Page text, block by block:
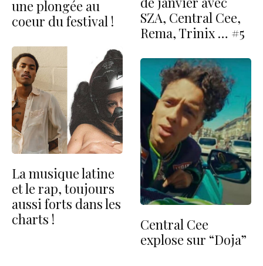
une plongée au
coeur du festival !
La musique latine
et le rap, toujours
aussi forts dans les
charts !
SZA, Central Cee,
Rema, Trinix … #5
Central Cee
explose sur “Doja”